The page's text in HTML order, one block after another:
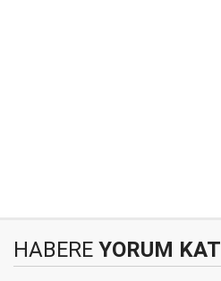
HABERE YORUM KAT